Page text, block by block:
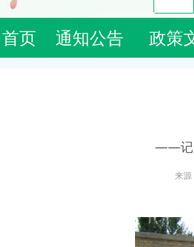
首页 通知公告 政策
——记
来